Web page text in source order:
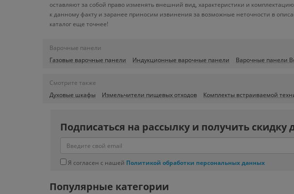
оставляют за собой право изменять внешний вид, характеристики и
к данному факту и заранее приносим извинения за возможные неточности в
каталог еще точнее!
Варочные панели
Газовые варочные панели
Индукционные варочные панели Варочные панели
Смотрите также
Духовые шкафы
Измельчители пищевых отходов Комплекты встраиваемой
Подписаться на рассылку и получить скидку
Я согласен с нашей Политикой обработки персональных данных
Популярные категории